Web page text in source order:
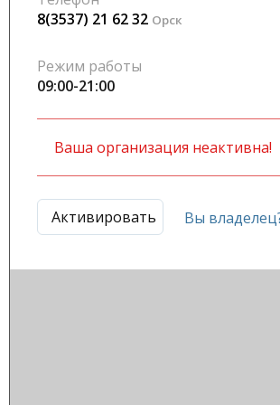
8(3537) 21 62 32 Орск
Режим работы
09:00-21:00
Ваша организация неактивна!
Активировать Вы